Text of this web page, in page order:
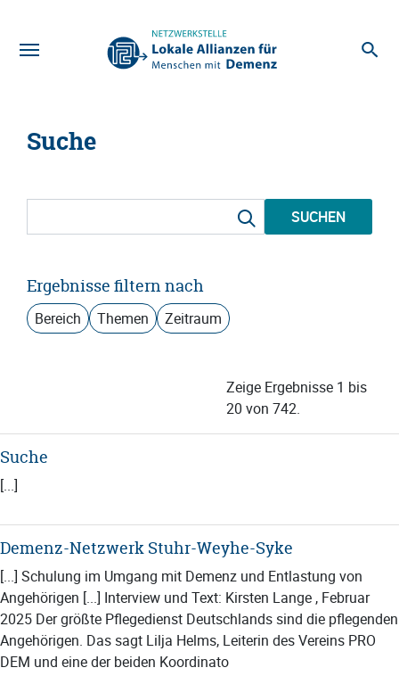
Suche
SUCHEN
Ergebnisse filtern nach
Bereich Themen Zeitraum
Zeige Ergebnisse 1 bis
20 von 742.
Suche
[...]
Demenz-Netzwerk Stuhr-Weyhe-Syke
[...] Schulung im Umgang mit Demenz und Entlastung von
Angehörigen [...] Interview und Text: Kirsten Lange , Februar
2025 Der größte Pflegedienst Deutschlands sind die pflegenden
Angehörigen. Das sagt Lilja Helms, Leiterin des Vereins PRO
DEM und eine der beiden Koordinato